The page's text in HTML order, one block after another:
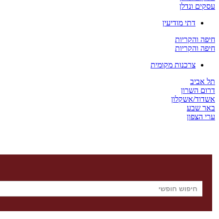
עסקים ונדלן
דתי מודיעין
חיפה והקריות
חיפה והקריות
צרכנות מקומית
תל אביב
דרום השרון
אשדוד/אשקלון
באר שבע
ערי הצפון